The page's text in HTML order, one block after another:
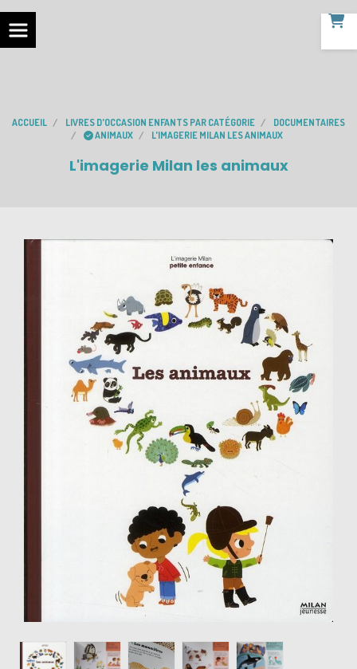
ACCUEIL LIVRES D'OCCASION ENFANTS PAR CATÉGORIE
DOCUMENTAIRES
ANIMAUX
L'IMAGERIE MILAN LES ANIMAUX
L'imagerie Milan les animaux